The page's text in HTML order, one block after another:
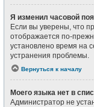
Я изменил часовой
Если вы уверены, что
отображается по-
установлено время на
устранения проблемы.
Вернуться к началу
Моего языка нет в
Администратор не